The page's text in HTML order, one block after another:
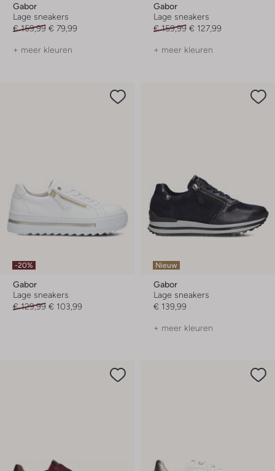
Gabor
Lage sneakers
€ 159,99 € 79,99
+ meer kleuren
Gabor
Lage sneakers
€ 159,99 € 127,99
+ meer kleuren
-20%
Gabor
Lage sneakers
€ 129,99 € 103,99
Nieuw
Gabor
Lage sneakers
€ 139,99
+ meer kleuren